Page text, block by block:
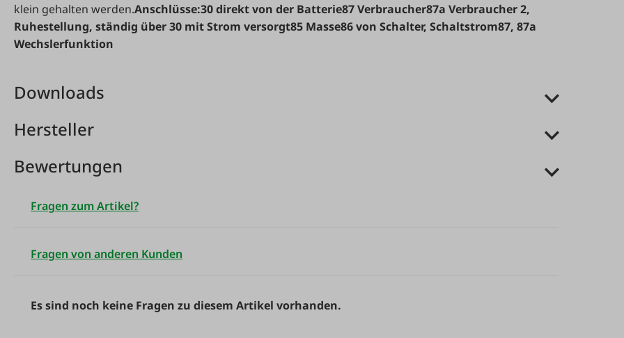
klein gehalten werden.Anschlüsse:30 direkt von der Batterie87 Verbraucher87a Verbraucher 2,
Ruhestellung, ständig über 30 mit Strom versorgt85 Masse86 von Schalter, Schaltstrom87, 87a
Wechslerfunktion
Downloads
Hersteller
Bewertungen
Fragen zum Artikel?
Fragen von anderen Kunden
Es sind noch keine Fragen zu diesem Artikel vorhanden.